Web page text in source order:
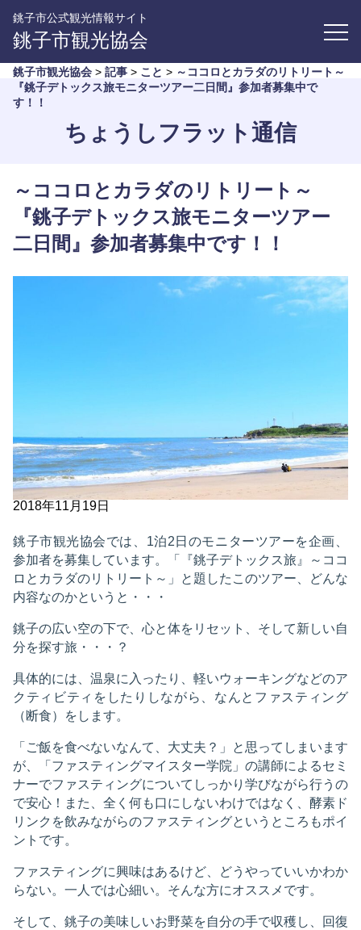
銚子市公式観光情報サイト
銚子市観光協会
銚子市観光協会 > 記事 > こと > ～ココロとカラダのリトリート～
『銚子デトックス旅モニターツアー二日間』参加者募集中で
す！！
ちょうしフラット通信
～ココロとカラダのリトリート～
『銚子デトックス旅モニターツアー
二日間』参加者募集中です！！
2018年11月19日
銚子市観光協会では、1泊2日のモニターツアーを企画、
参加者を募集しています。「『銚子デトックス旅』～ココ
ロとカラダのリトリート～」と題したこのツアー、どんな
内容なのかというと・・・
銚子の広い空の下で、心と体をリセット、そして新しい自
分を探す旅・・・？
具体的には、温泉に入ったり、軽いウォーキングなどのア
クティビティをしたりしながら、なんとファスティング
（断食）をします。
「ご飯を食べないなんて、大丈夫？」と思ってしまいます
が、「ファスティングマイスター学院」の講師によるセミ
ナーでファスティングについてしっかり学びながら行うの
で安心！また、全く何も口にしないわけではなく、酵素ド
リンクを飲みながらのファスティングというところもポイ
ントです。
ファスティングに興味はあるけど、どうやっていいかわか
らない。一人では心細い。そんな方にオススメです。
そして、銚子の美味しいお野菜を自分の手で収穫し、回復